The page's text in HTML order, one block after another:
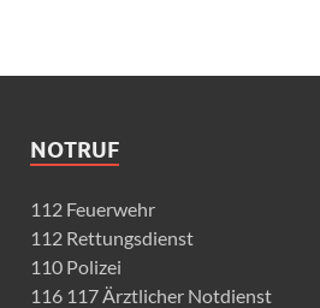
NOTRUF
112 Feuerwehr
112 Rettungsdienst
110 Polizei
116 117 Ärztlicher Notdienst